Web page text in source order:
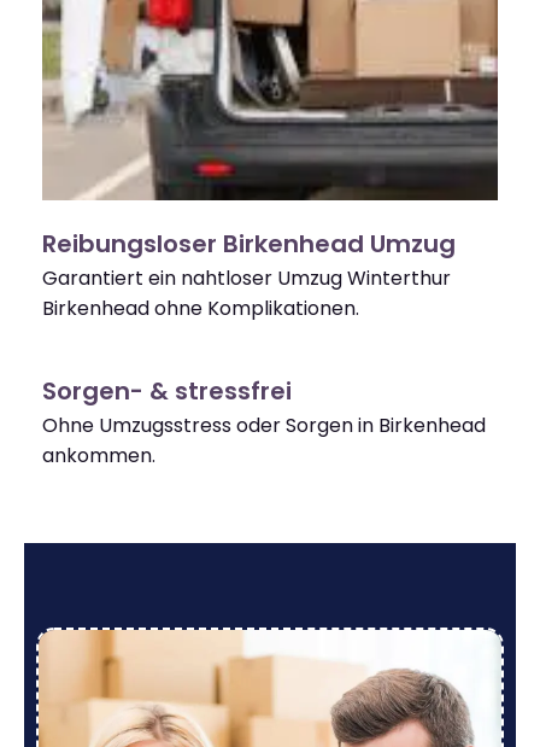
Reibungsloser Birkenhead Umzug
Garantiert ein nahtloser Umzug Winterthur
Birkenhead ohne Komplikationen.
Sorgen- & stressfrei
Ohne Umzugsstress oder Sorgen in Birkenhead
ankommen.